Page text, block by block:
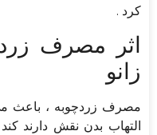
کرد .
اثر مصرف
زانو
مصرف زردچوبه ، باعث
التهاب بدن نقش دارند